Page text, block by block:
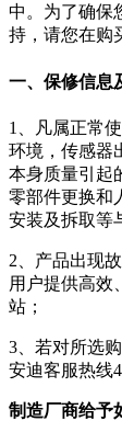
中。为了确保
持，请您在购
一、保修信息
1、凡属正常
环境，传感器
本身质量引起
零部件更换和
安装及拆取等
2、产品出现
用户提供高效
站；
3、若对所选
安迪客服热线
制造厂商给予